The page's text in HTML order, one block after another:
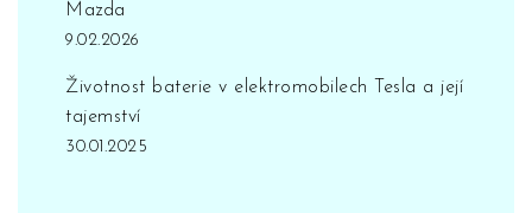
Mazda
9.02.2026
Životnost baterie v elektromobilech Tesla a její
tajemství
30.01.2025